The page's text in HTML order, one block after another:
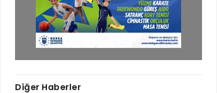
Diğer Haberler